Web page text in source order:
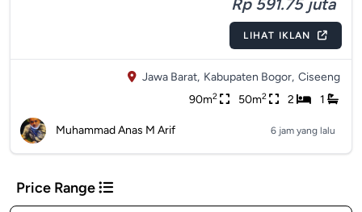
Rp 591.75 juta
LIHAT IKLAN
Jawa Barat, Kabupaten Bogor, Ciseeng
90m2 50m2 2 1
Muhammad Anas M Arif 6 jam yang lalu
Price Range